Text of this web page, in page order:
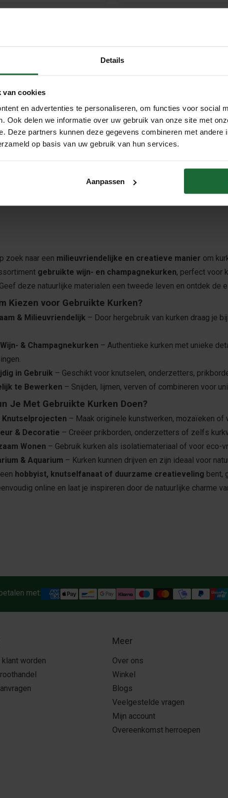
Details
van cookies
en advertenties te personaliseren, om functies voor social
Ook delen we informatie over uw gebruik van onze site met
Deze partners kunnen deze gegevens combineren met andere
op basis van uw gebruik van hun services.
Aanpassen
Champagne kurken - 500
€44,95
Gebruikte Champagne kurken -
1000 STUKS
€99,50 €79,95
zoek naar een milieuvriendelijke en creatieve manier om
gebruikte wijn- en champagnekurken, perfect voor
deze natuurlijke materialen een tweede leven en ontdek de
Kiezen voor Gebruikte Kurken?
& Milieuvriendelijk – Door hergebruik van kurken draag je
& Champagnekurken – Authentieke kurken met unieke
in Gebruik – Geschikt voor knutselen, onderzetters,
te Bewerken – Snijden, lijmen, verven of combineren voor
Je Met Gebruikte Kurken Doen?
Knutselprojecten – Maak originele kunstwerken, mozaïeken of
& Decoratie – Creëer prikborden, onderzetters of zelfs
Wonen – Gebruik kurken als isolatiemateriaal of voor eco-
& Aquarium – Kurken kunnen drijven en zijn ideaal voor
hobbyist, knutselfanaat of duurzame creatieveling bent,
online en laat je inspireren door de natuurlijke charme
met:
worden
Meer
Over ons
Winkel
Blogs
Veelgestelde vragen
Mijn account
Overeenkomst herroepen